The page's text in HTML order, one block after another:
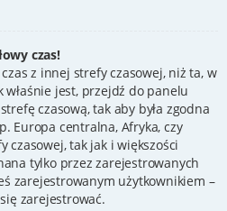
czas!
z innej strefy czasowej, niż ta, w
właśnie jest, przejdź do panelu
czasową, tak aby była zgodna
Europa centralna, Afryka, czy
czasowej, tak jak i większości
tylko przez zarejestrowanych
zarejestrowanym użytkownikiem –
zarejestrować.